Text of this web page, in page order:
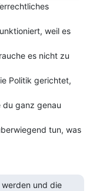
weil es
es nicht zu
Politik gerichtet,
du ganz genau
tun, was